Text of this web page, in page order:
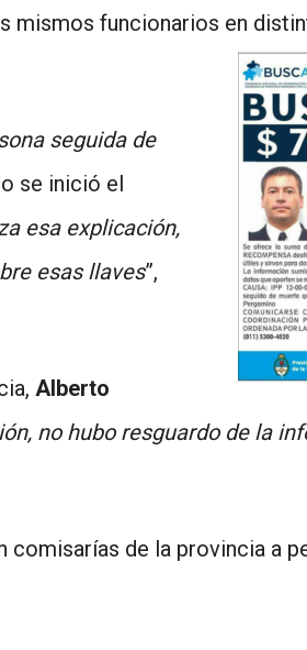
mismos funcionarios en
seguida de
se inició el
esa explicación,
esas llaves”,
Alberto
no hubo resguardo de la
comisarías de la provincia a